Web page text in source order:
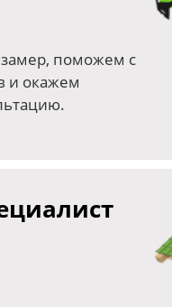
поможем с
и окажем